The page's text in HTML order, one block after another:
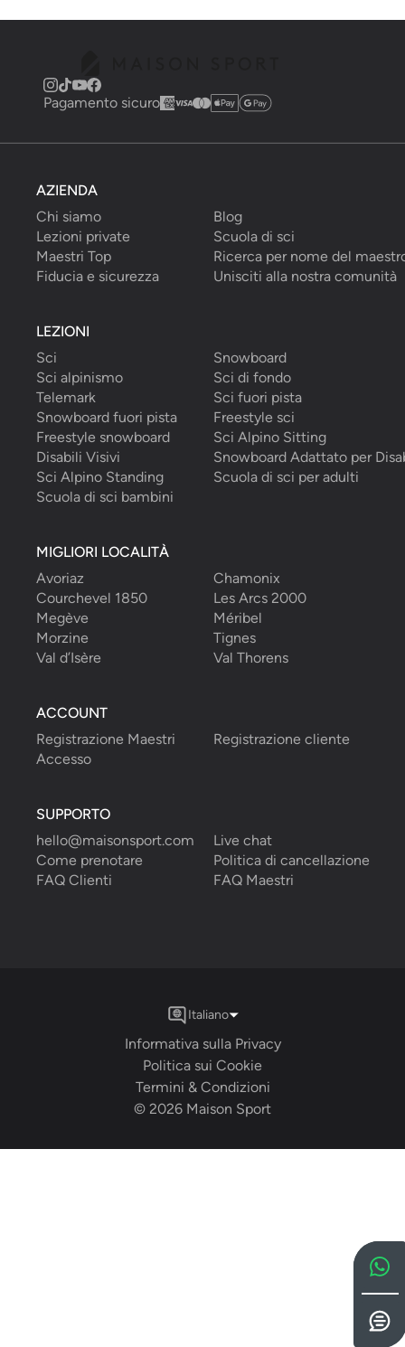
Pagamento sicuro
AZIENDA
Chi siamo
Blog
Lezioni private
Scuola di sci
Maestri Top
Ricerca per nome del
Fiducia e sicurezza
Unisciti alla nostra comunità
LEZIONI
Sci
Snowboard
Sci alpinismo
Sci di fondo
Telemark
Sci fuori pista
Snowboard fuori pista
Freestyle sci
Freestyle snowboard
Sci Alpino Sitting
Disabili Visivi
Snowboard Adattato per
Sci Alpino Standing
Scuola di sci per adulti
Scuola di sci bambini
MIGLIORI LOCALITÀ
Avoriaz
Chamonix
Courchevel 1850
Les Arcs 2000
Megève
Méribel
Morzine
Tignes
Val d’Isère
Val Thorens
ACCOUNT
Registrazione Maestri
Registrazione cliente
Accesso
SUPPORTO
hello@maisonsport.com
Live chat
Come prenotare
Politica di cancellazione
FAQ Clienti
FAQ Maestri
© 2026 Maison Sport
Termini & Condizioni
Politica sui Cookie
Informativa sulla Privacy
Italiano